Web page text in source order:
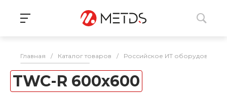
Главная / Каталог товаров / Российское ИТ оборудование
TWC-R 600x600